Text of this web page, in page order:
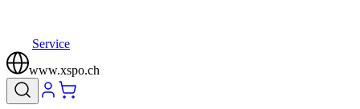
Service
www.xspo.ch